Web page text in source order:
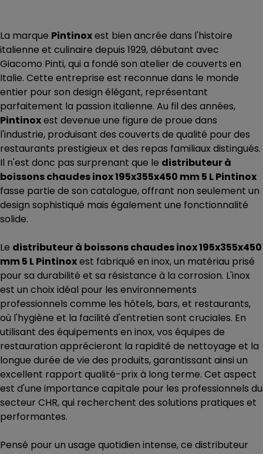
La marque Pintinoxest bien ancrée dans l'histoire
italienne et culinaire depuis 1929, débutant avec
Giacomo Pinti, qui a fondé son atelier de couverts en
Italie. Cette entreprise est reconnue dans le monde
entier pour son design élégant, représentant
parfaitement la passion italienne. Au fil des années,
Pintinoxest devenue une figure de proue dans
l'industrie, produisant des couverts de qualité pour des
restaurants prestigieux et des repas familiaux distingués.
Il n'est donc pas surprenant que le distributeur à
boissons chaudes inox 195x355x450 mm 5 L Pintinox
fasse partie de son catalogue, offrant non seulement un
design sophistiqué mais également une fonctionnalité
solide.
Le distributeur à boissons chaudes inox 195x355x450
mm 5 L Pintinoxest fabriqué en inox, un matériau prisé
pour sa durabilité et sa résistance à la corrosion. L'inox
est un choix idéal pour les environnements
professionnels comme les hôtels, bars, et restaurants,
où l'hygiène et la facilité d'entretien sont cruciales. En
utilisant des équipements en inox, vos équipes de
restauration apprécieront la rapidité de nettoyage et la
longue durée de vie des produits, garantissant ainsi un
excellent rapport qualité-prix à long terme. Cet aspect
est d'une importance capitale pour les professionnels du
secteur CHR, qui recherchent des solutions pratiques et
performantes.
Pensé pour un usage quotidien intense, ce distributeur